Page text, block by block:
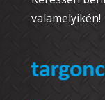
valamelyikén!